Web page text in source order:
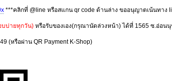
***คลิกที่ @line หรือสแกน qr code ด้านล่าง ขออนุญาตเน้นทาง
บบ่ายทุกวัน) หรือรับของเอง(กรุณานัดล่วงหน้า) ได้ที่ 1565 ซ.อ่อ
(หรือผ่าน QR Payment K-Shop)